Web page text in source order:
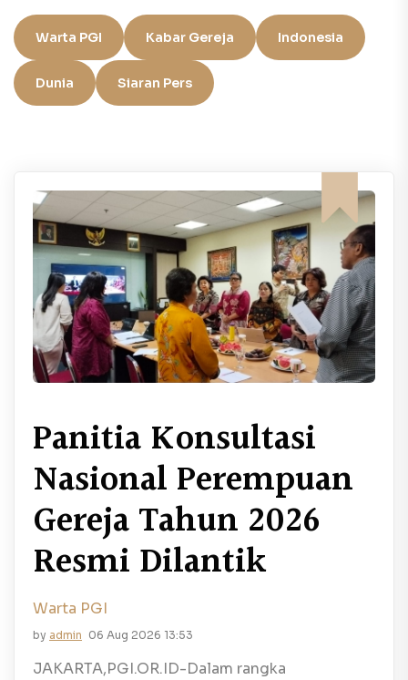
Warta PGI Kabar Gereja Indonesia
Dunia Siaran Pers
Panitia Konsultasi
Nasional Perempuan
Gereja Tahun 2026
Resmi Dilantik
Warta PGI
by admin 06 Aug 2026 13:53
JAKARTA,PGI.OR.ID-Dalam rangka